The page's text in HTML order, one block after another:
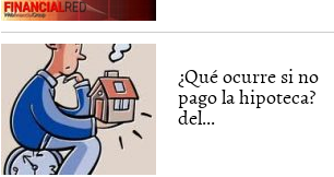
¿Qué ocurre si no
pago la hipoteca?
del...